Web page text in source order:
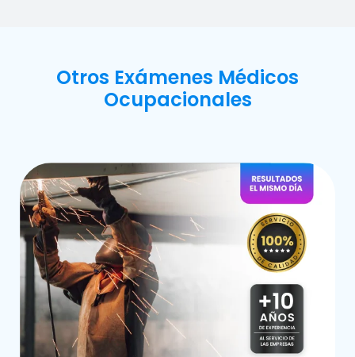
Otros Exámenes Médicos
Ocupacionales